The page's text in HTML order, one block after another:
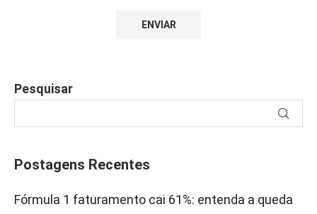
Pesquisar
Postagens Recentes
Fórmula 1 faturamento cai 61%: entenda a queda